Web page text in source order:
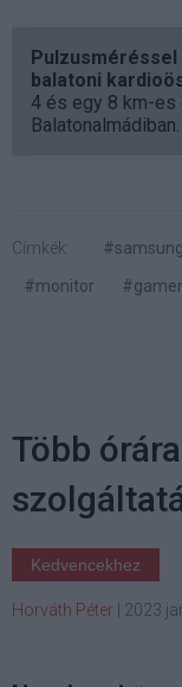
balatoni
4 és egy 8 km-
Balatonalmádiban.
Címkék: #samsung
#monitor
#gamer
Több
Kedvencekhez
Horváth Péter 2023